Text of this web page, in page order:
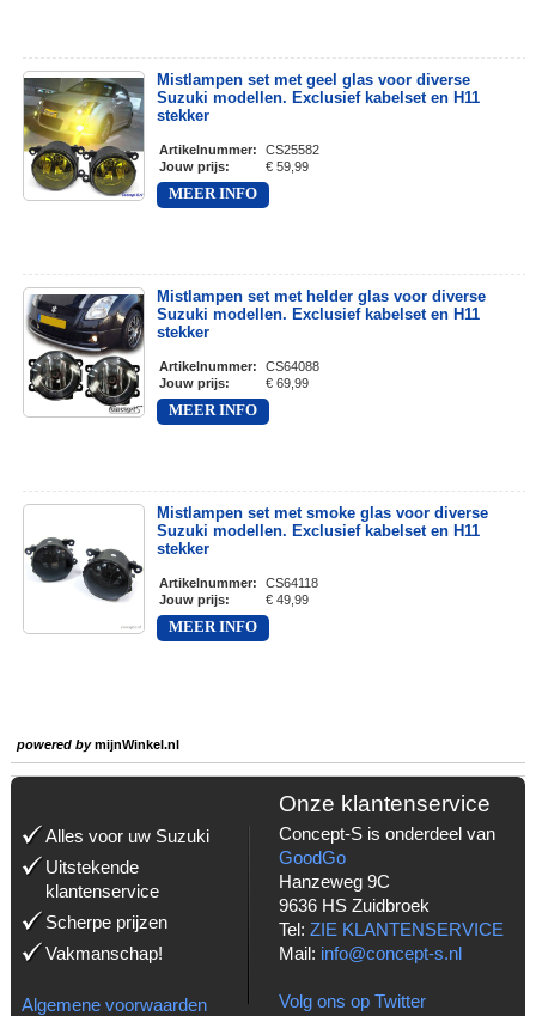
Mistlampen set met geel glas voor diverse
Suzuki modellen. Exclusief kabelset en H11
stekker
Artikelnummer:
CS25582
Jouw prijs: € 59,99
MEER INFO
Mistlampen set met helder glas voor diverse
Suzuki modellen. Exclusief kabelset en H11
stekker
Artikelnummer:
CS64088
Jouw prijs: € 69,99
MEER INFO
Mistlampen set met smoke glas voor diverse
Suzuki modellen. Exclusief kabelset en H11
stekker
Artikelnummer:
CS64118
Jouw prijs: € 49,99
MEER INFO
powered bymijnWinkel.nl
Alles voor uw Suzuki
Uitstekende
klantenservice
Scherpe prijzen
Vakmanschap!
Algemene voorwaarden
Onze klantenservice
Concept-S is onderdeel van
GoodGo
Hanzeweg 9C
9636 HS Zuidbroek
Tel: ZIE KLANTENSERVICE
Mail: info@concept-s.nl
Volg ons op Twitter